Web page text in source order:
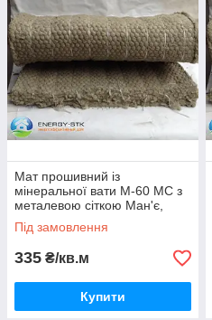
Мат прошивний із
мінеральної вати М-60 МС з
металевою сіткою Ман'є,
товщина 60 мм
Під замовлення
335 ₴/кв.м
Купити